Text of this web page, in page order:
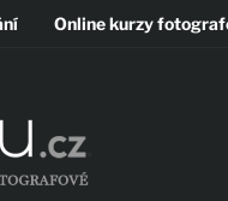
Online kurzy